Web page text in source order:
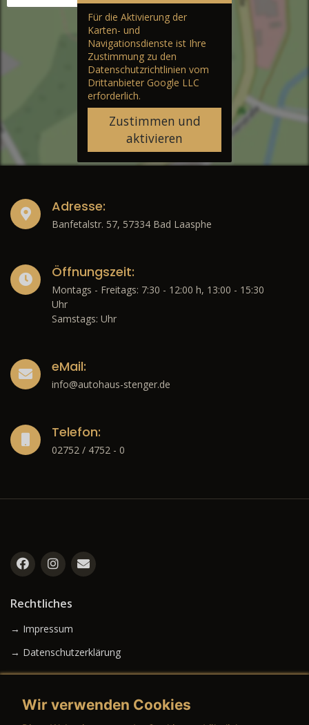
Für die Aktivierung der
Karten- und
Navigationsdienste ist Ihre
Zustimmung zu den
Datenschutzrichtlinien vom
Drittanbieter Google LLC
erforderlich.
Zustimmen und
aktivieren
Adresse:
Banfetalstr. 57, 57334 Bad Laasphe
Öffnungszeit:
Montags - Freitags: 7:30 - 12:00 h, 13:00 - 15:30
Uhr
Samstags: Uhr
eMail:
info@autohaus-stenger.de
Telefon:
02752 / 4752 - 0
Rechtliches
→ Impressum
→ Datenschutzerklärung
Wir verwenden Cookies